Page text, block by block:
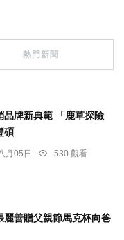
熱門新聞
品牌新典範 「鹿草探險
碩
月05日
530 觀看
善贈父親節馬克杯向爸